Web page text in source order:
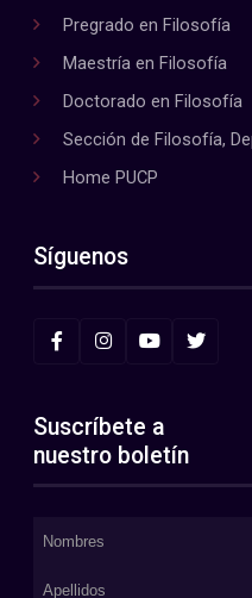
Pregrado en Filosofía
Maestría en Filosofía
Doctorado en Filosofía
Sección de Filosofía,
Home PUCP
Síguenos
Suscríbete a
nuestro boletín